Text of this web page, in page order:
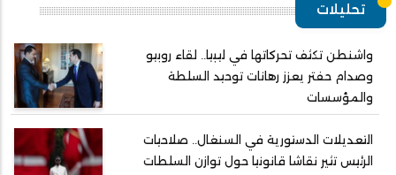
تحليلات
واشنطن تكثف تحركاتها في ليبيا.. لقاء روبيو
وصدام حفتر يعزز رهانات توحيد السلطة
والمؤسسات
التعديلات الدستورية في السنغال.. صلاحيات
الرئيس تثير نقاشا قانونيا حول توازن السلطات